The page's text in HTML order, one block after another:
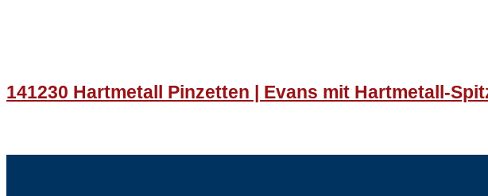
141230 Hartmetall Pinzetten | Evans mit Hartmetall-